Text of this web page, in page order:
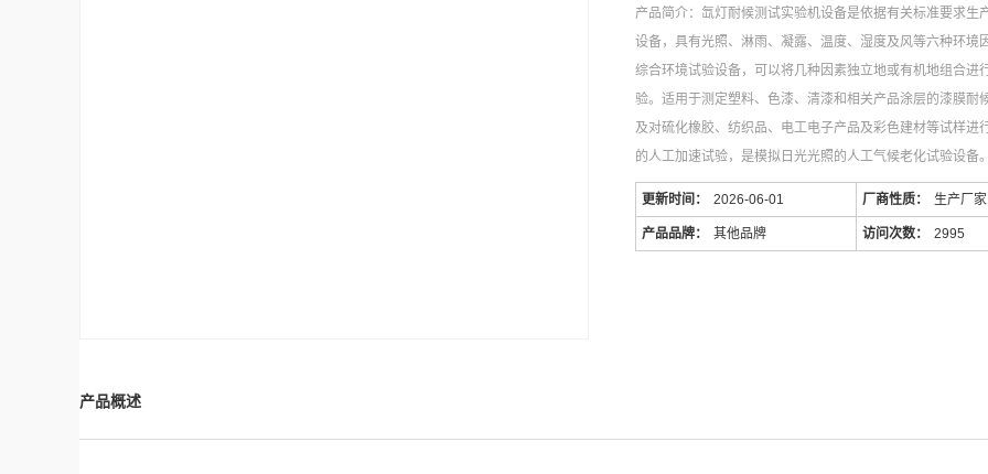
产品简介：氙灯耐候测试实验机设备是依据有关标准要求生
设备，具有光照、淋雨、凝露、温度、湿度及风等六种环境
综合环境试验设备，可以将几种因素独立地或有机地组合进
验。适用于测定塑料、色漆、清漆和相关产品涂层的漆膜耐
及对硫化橡胶、纺织品、电工电子产品及彩色建材等试样进
的人工加速试验，是模拟日光光照的人工气候老化试验设备。
更新时间： 2026-06-01 厂商性质： 生产厂家
产品品牌： 其他品牌 访问次数： 2995
产品概述